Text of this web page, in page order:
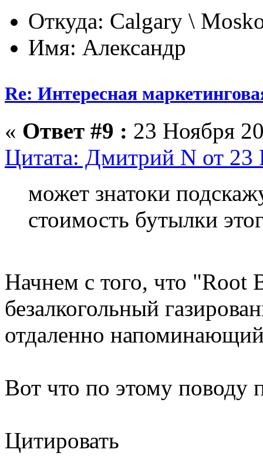
Откуда: Calgary \
Имя: Александр
Re: Интересная
« Ответ #9 : 23 Ноября
Цитата: Дмитрий N от 23
может знатоки
стоимость бутылки
Начнем с того, что "Root
безалкогольный
отдаленно
Вот что по этому поводу
Цитировать